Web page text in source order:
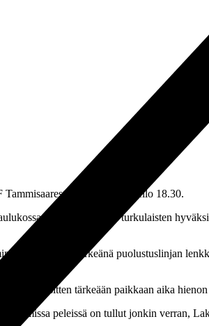
Ottelu alkaa kello 18.30.
on kolme pistettä turkulaisten
Yhtenä tärkeänä puolustuslinjan
teki sitten tärkeään paikkaan aika
peleissä on tullut jonkin verran,